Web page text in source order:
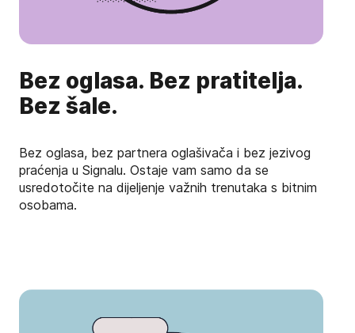
Bez oglasa. Bez pratitelja.
Bez šale.
Bez oglasa, bez partnera oglašivača i bez jezivog
praćenja u Signalu. Ostaje vam samo da se
usredotočite na dijeljenje važnih trenutaka s bitnim
osobama.